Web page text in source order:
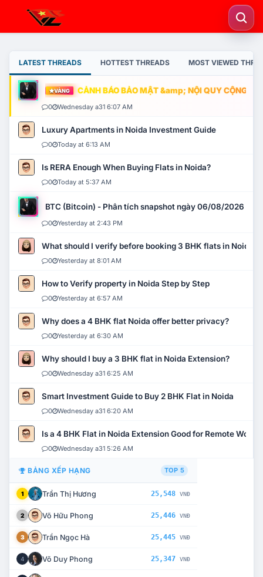
LATEST THREADS HOTTEST THREADS MOST VIEWED
VÀNG CẢNH BÁO BẢO MẬT &amp; NỘI QUY CỘNG
0 Wednesday a31 6:07 AM
Luxury Apartments in Noida Investment Guide
0 Today at 6:13 AM
Is RERA Enough When Buying Flats in Noida?
0 Today at 5:37 AM
BTC (Bitcoin) - Phân tích snapshot ngày 06/08/2026
0 Yesterday at 2:43 PM
What should I verify before booking 3 BHK flats in Noida?
0 Yesterday at 8:01 AM
How to Verify property in Noida Step by Step
0 Yesterday at 6:57 AM
Why does a 4 BHK flat Noida offer better privacy?
0 Yesterday at 6:30 AM
Why should I buy a 3 BHK flat in Noida Extension?
0 Wednesday a31 6:25 AM
Smart Investment Guide to Buy 2 BHK Flat in Noida
0 Wednesday a31 6:20 AM
Is a 4 BHK Flat in Noida Extension Good for Remote Work?
0 Wednesday a31 5:26 AM
BẢNG XẾP HẠNG TOP 5
1 Trần Thị Hương 25,548 VNĐ
2 Võ Hữu Phong 25,446 VNĐ
3 Trần Ngọc Hà 25,445 VNĐ
4 Võ Duy Phong 25,347 VNĐ